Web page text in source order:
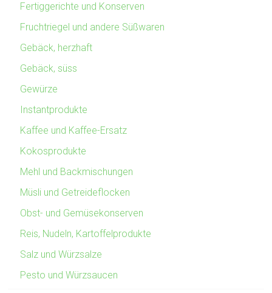
Fertiggerichte und Konserven
Fruchtriegel und andere Süßwaren
Gebäck, herzhaft
Gebäck, süss
Gewürze
Instantprodukte
Kaffee und Kaffee-Ersatz
Kokosprodukte
Mehl und Backmischungen
Müsli und Getreideflocken
Obst- und Gemüsekonserven
Reis, Nudeln, Kartoffelprodukte
Salz und Würzsalze
Pesto und Würzsaucen